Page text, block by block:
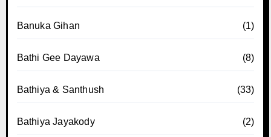
Banuka Gihan (1)
Bathi Gee Dayawa (8)
Bathiya & Santhush (33)
Bathiya Jayakody (2)